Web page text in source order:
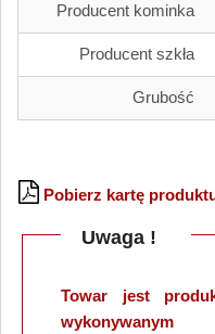
Producent kominka
Producent szkła
Grubość
Pobierz kartę
Uwaga !
Towar jest
wykonywanym